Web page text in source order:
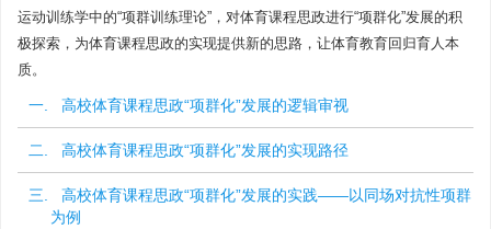
运动训练学中的“项群训练理论”，对体育课程思政进行“项群化”发展的积
极探索，为体育课程思政的实现提供新的思路，让体育教育回归育人本
质。
一. 高校体育课程思政“项群化”发展的逻辑审视
二. 高校体育课程思政“项群化”发展的实现路径
三. 高校体育课程思政“项群化”发展的实践——以同场对抗性项群
为例